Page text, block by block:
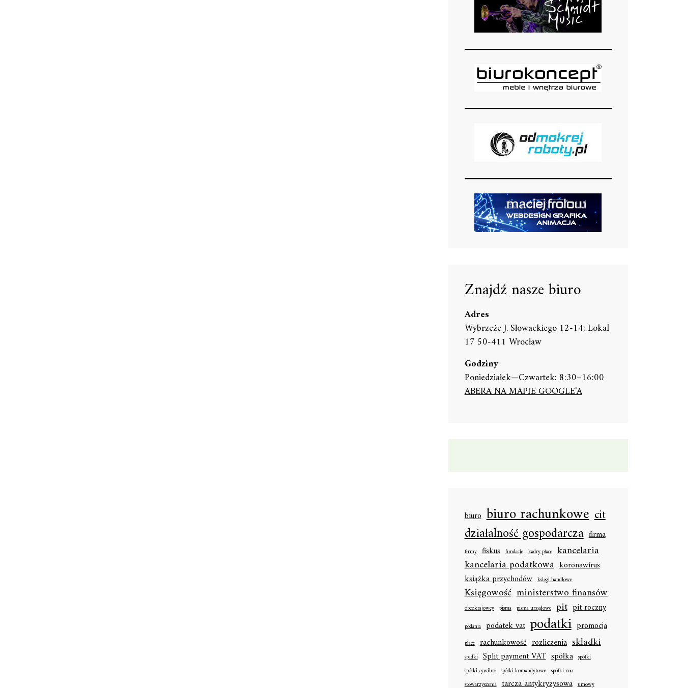
Znajdź nasze biuro
Adres
Wybrzeże J. Słowackiego 12-14; Lokal
17 50-411 Wrocław
Godziny
Poniedziałek—Czwartek: 8:30–16:00
ABERA NA MAPIE GOOGLE'A
biuro biuro rachunkowe cit
działalność gospodarcza firma
firmy fiskus fundacje kadry płace kancelaria
kancelaria podatkowa koronawirus
książka przychodów księgi handlowe
Księgowość ministerstwo finansów
obcokrajowcy pisma pisma urzędowe pit pit roczny
podania podatek vat podatki promocja
płace rachunkowość rozliczenia składki
spadki Split payment VAT spółka spółki
spółki cywilne spółki komandytowe spółki zoo
stowarzyszenia tarcza antykryzysowa umowy